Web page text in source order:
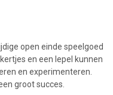
open einde speelgoed
en een lepel kunnen
en experimenteren.
groot succes.